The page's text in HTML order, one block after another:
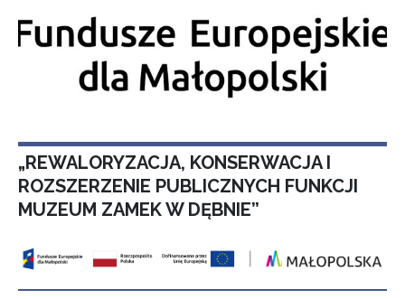
„REWALORYZACJA, KONSERWACJA I
ROZSZERZENIE PUBLICZNYCH FUNKCJI
MUZEUM ZAMEK W DĘBNIE”